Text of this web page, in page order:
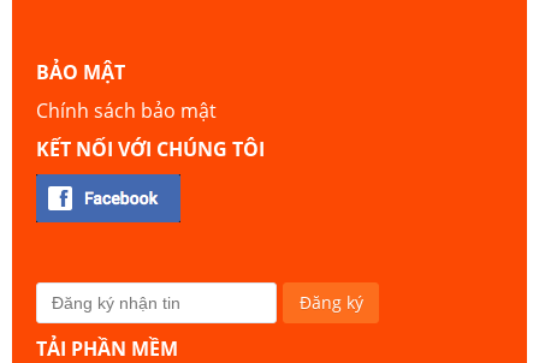
BẢO MẬT
Chính sách bảo mật
KẾT NỐI VỚI CHÚNG TÔI
TẢI PHẦN MỀM